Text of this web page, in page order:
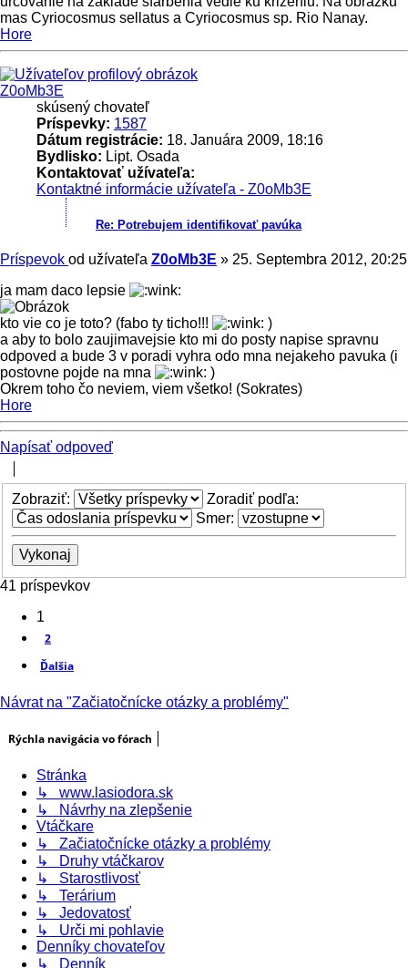
mas Cyriocosmus sellatus a Cyriocosmus sp. Rio Nanay.
Hore
Z0oMb3E
skúsený chovateľ
Príspevky: 1587
Dátum registrácie: 18. Januára 2009, 18:16
Bydlisko: Lipt. Osada
Kontaktovať užívateľa:
Kontaktné informácie užívateľa - Z0oMb3E
Re: Potrebujem identifikovať pavúka
Príspevok od užívateľa Z0oMb3E » 25. Septembra 2012, 20:25
ja mam daco lepsie
kto vie co je toto? (fabo ty ticho!!!
)
a aby to bolo zaujimavejsie kto mi do posty napise spravnu
odpoved a bude 3 v poradi vyhra odo mna nejakeho pavuka (i
postovne pojde na mna
)
Okrem toho čo neviem, viem všetko! (Sokrates)
Hore
Napísať odpoveď
Zobraziť:
Zoradiť podľa:
Smer:
41 príspevkov
1
2
Ďalšia
Návrat na "Začiatočnícke otázky a problémy"
Rýchla navigácia vo fórach
Stránka
↳ www.lasiodora.sk
↳ Návrhy na zlepšenie
Vtáčkare
↳ Začiatočnícke otázky a problémy
↳ Druhy vtáčkarov
↳ Starostlivosť
↳ Terárium
↳ Jedovatosť
↳ Urči mi pohlavie
Denníky chovateľov
↳ Denník